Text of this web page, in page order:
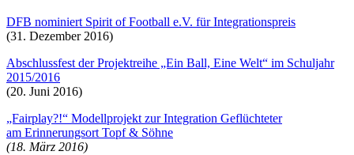
DFB nominiert Spirit of Football e.V. für Integrationspreis
(31. Dezember 2016)
Abschlussfest der Projektreihe „Ein Ball, Eine Welt“ im Schuljahr
2015/2016
(20. Juni 2016)
„Fairplay?!“ Modellprojekt zur Integration Geflüchteter
am Erinnerungsort Topf & Söhne
(18. März 2016)